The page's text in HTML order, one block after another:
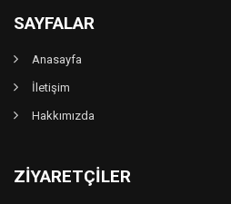
SAYFALAR
Anasayfa
İletişim
Hakkımızda
ZIYARETÇILER